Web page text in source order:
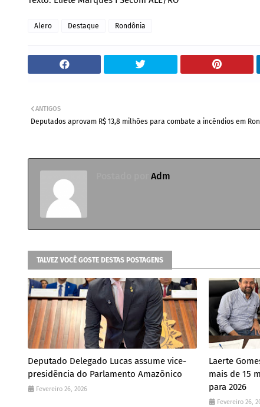
Alero Destaque Rondônia
ANTIGOS
Deputados aprovam R$ 13,8 milhões para combate a incêndios em
Adm
TALVEZ VOCÊ GOSTE DESTAS POSTAGENS
Deputado Delegado Lucas assume vice-
presidência do Parlamento Amazônico
Fevereiro 26, 2026
Laerte
mais de 15
para 2026
Fevereiro 26,